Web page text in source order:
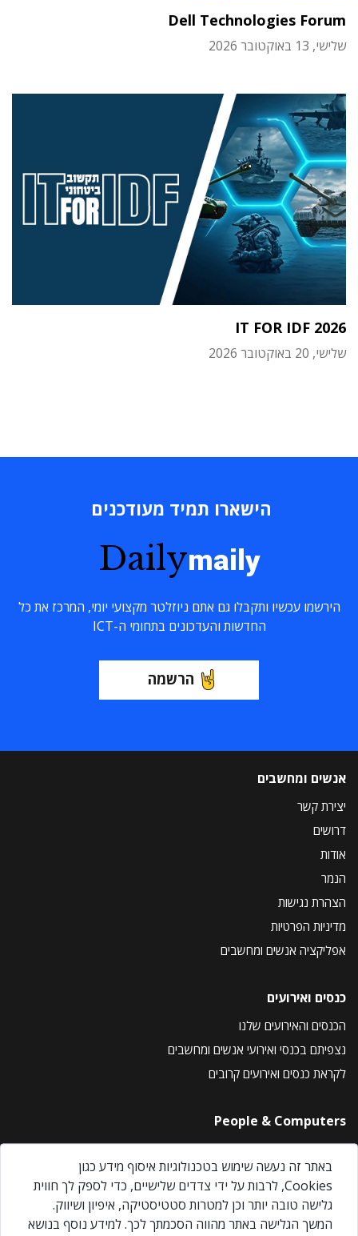
Dell Technologies Forum
שלישי, 13 באוקטובר 2026
IT FOR IDF 2026
שלישי, 20 באוקטובר 2026
הישארו תמיד מעודכנים
Dailymaily
הירשמו עכשיו ותקבלו גם אתם ניוזלטר מקצועי יומי, המרכז את כל
החדשות והעדכונים בתחומי ה-ICT
הרשמה
אנשים ומחשבים
יצירת קשר
דרושים
אודות
הנמר
הצהרת נגישות
מדיניות הפרטיות
אפליקציה אנשים ומחשבים
כנסים ואירועים
הכנסים והאירועים שלנו
נצפיתם בכנסי ואירועי אנשים ומחשבים
לקראת כנסים ואירועים קרובים
People & Computers
About Us
Privacy Policy
Contact Us
Our Events
באתר זה נעשה שימוש בטכנולוגיות איסוף מידע כגון
Cookies, לרבות על ידי צדדים שלישיים, כדי לספק לך חווית
גלישה טובה יותר וכן למטרות סטטיסטיקה, איפיון ושיווק.
המשך הגלישה באתר מהווה הסכמתך לכך. למידע נוסף בנושא